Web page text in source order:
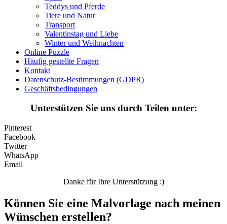
Valentinstag und Liebe
Winter und Weihnachten
Nezaradené
Unkategorisiert
Teddys und Pferde
Tiere und Natur
Transport
Valentinstag und Liebe
Winter und Weihnachten
Online Puzzle
Häufig gestellte Fragen
Kontakt
Datenschutz-Bestimmungen (GDPR)
Geschäftsbedingungen
Unterstützen Sie uns durch Teilen unter:
Pinterest
Facebook
Twitter
WhatsApp
Email
Danke für Ihre Unterstützung :)
Können Sie eine Malvorlage nach meinen
Wünschen erstellen?